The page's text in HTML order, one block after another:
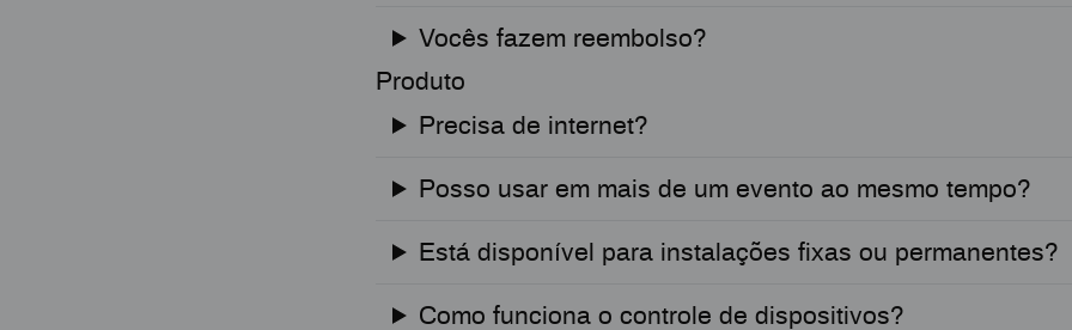
Vocês fazem reembolso?
Produto
Precisa de internet?
Posso usar em mais de um evento ao mesmo tempo?
Está disponível para instalações fixas ou permanentes?
Como funciona o controle de dispositivos?